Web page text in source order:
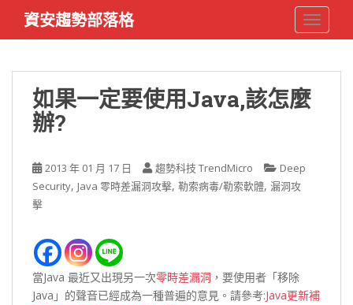
i
資安趨勢部落格
如果一定要使用Java,該怎麼
辦?
2013 年 01 月 17 日 趨勢科技 TrendMicro
Deep
Security, Java 零時差漏洞攻擊, 勒索病毒/勒索軟體, 漏洞攻
擊
當Java 最近又出現另一次零時差漏洞 ，要使用者「移除
Java」的聲音已經成為一種普遍的意見。請參考:Java更新補